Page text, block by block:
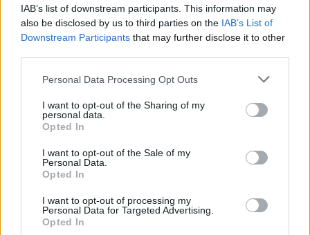
IAB’s list of downstream participants. This information may
also be disclosed by us to third parties on the IAB’s List of
Downstream Participants that may further disclose it to other
Personal Data Processing Opt Outs
I want to opt-out of the Sharing of my
personal data.
Opted In
I want to opt-out of the Sale of my
Personal Data.
Opted In
I want to opt-out of processing my
Personal Data for Targeted Advertising.
Opted In
mis dans son futur album ?
4 juillet 2024
Laisser un commentaire
Votre adresse e-mail ne sera pas publiée.
obligatoires sont indiqués avec*
COMMENTAIRE*